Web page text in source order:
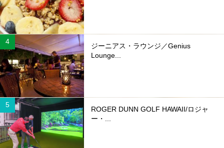
ジーニアス・ラウンジ／Genius
Lounge...
ROGER DUNN GOLF HAWAII/ロジャ
ー・...